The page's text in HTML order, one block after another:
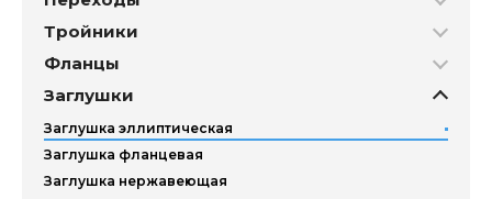
Тройники
Фланцы
Заглушки
Заглушка эллиптическая
Заглушка фланцевая
Заглушка нержавеющая